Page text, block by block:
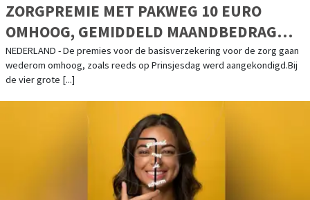
ZORGPREMIE MET PAKWEG 10 EURO
OMHOOG, GEMIDDELD MAANDBEDRAG
KOMT UIT OP 156 EURO
NEDERLAND - De premies voor de basisverzekering voor de zorg gaan
wederom omhoog, zoals reeds op Prinsjesdag werd aangekondigd.Bij
de vier grote [...]